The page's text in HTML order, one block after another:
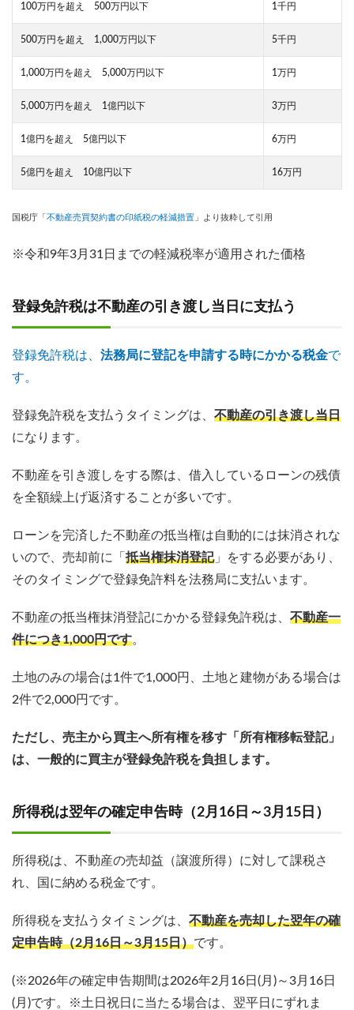
100万円を超え 500万円以下 1千円
500万円を超え 1,000万円以下 5千円
1,000万円を超え 5,000万円以下 1万円
5,000万円を超え 1億円以下 3万円
1億円を超え 5億円以下 6万円
5億円を超え 10億円以下 16万円
国税庁「 不動産売買契約書の印紙税の軽減措置 」より抜粋して引用
※令和9年3月31日までの軽減税率が適用された価格
登録免許税は不動産の引き渡し当日に支払う
登録免許税は、 法務局に登記を申請する時にかかる税金で
す。
登録免許税を支払うタイミングは、 不動産の引き渡し当日
になります。
不動産を引き渡しをする際は、借入しているローンの残債
を全額繰上げ返済することが多いです。
ローンを完済した不動産の抵当権は自動的には抹消されな
いので、売却前に「 抵当権抹消登記」をする必要があり、
そのタイミングで登録免許料を法務局に支払います。
不動産の抵当権抹消登記にかかる登録免許税は、 不動産一
件につき1,000円です。
土地のみの場合は1件で1,000円、土地と建物がある場合は
2件で2,000円です。
ただし、売主から買主へ所有権を移す「所有権移転登記」
は、一般的に買主が登録免許税を負担します。
所得税は翌年の確定申告時（2月16日～3月15日）
所得税は、不動産の売却益（譲渡所得）に対して課税さ
れ、国に納める税金です。
所得税を支払うタイミングは、 不動産を売却した翌年の確
定申告時（2月16日～3月15日）です。
(※2026年の確定申告期間は2026年2月16日(月)～3月16日
(月)です。※土日祝日に当たる場合は、翌平日にずれま